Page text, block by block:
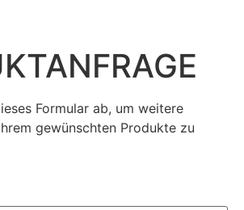
Formular ab, um weitere
gewünschten Produkte zu